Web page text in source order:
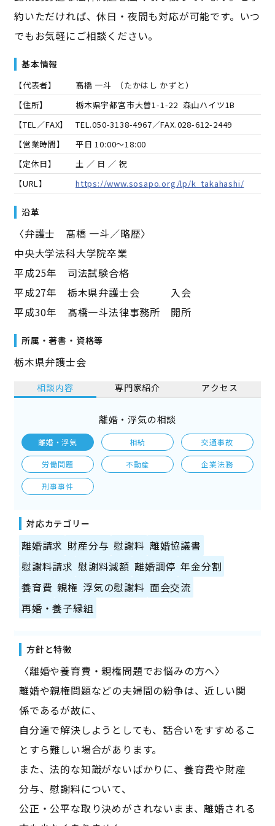
約いただければ、休日・夜間も対応が可能です。いつ
でもお気軽にご相談ください。
基本情報
【代表者】 髙橋 一斗 （たかはし かずと）
【住所】
栃木県宇都宮市大曽1-1-22 森山ハイツ1B
【TEL／FAX】
TEL.050-3138-4967／FAX.028-612-2449
【営業時間】
平日 10:00～18:00
【定休日】
土 ／ 日 ／ 祝
【URL】
https://www.sosapo.org/lp/k_takahashi/
沿革
〈弁護士 髙橋 一斗／略歴〉
中央大学法科大学院卒業
平成25年 司法試験合格
平成27年 栃木県弁護士会 入会
平成30年 髙橋一斗法律事務所 開所
所属・著書・資格等
栃木県弁護士会
相談内容 専門家紹介 アクセス
離婚・浮気の相談
離婚・浮気 相続 交通事故
労働問題 不動産 企業法務
刑事事件
対応カテゴリー
離婚請求 財産分与 慰謝料 離婚協議書
慰謝料請求 慰謝料減額 離婚調停 年金分割
養育費 親権 浮気の慰謝料 面会交流
再婚・養子縁組
方針と特徴
〈離婚や養育費・親権問題でお悩みの方へ〉
離婚や親権問題などの夫婦間の紛争は、近しい関
係であるが故に、
自分達で解決しようとしても、話合いをすすめるこ
とすら難しい場合があります。
また、法的な知識がないばかりに、養育費や財産
分与、慰謝料について、
公正・公平な取り決めがされないまま、離婚される